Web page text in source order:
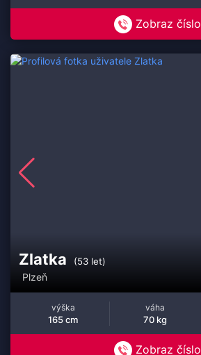
Zobraz číslo
Zlatka (53 let)
Plzeň
výška
165 cm
váha
70 kg
Zobraz číslo